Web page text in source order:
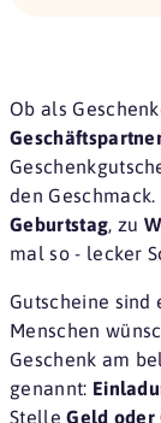
Ob als
den
Geburtstag, zu
mal so - lecker
Gutscheine sind
Menschen
Geschenk am
genannt:
StelleGeld oder